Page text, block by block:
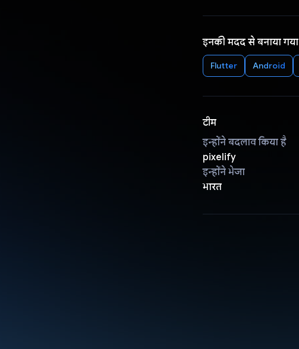
इनकी मदद से बनाया गया
Flutter Android
टीम
इन्होंने बदलाव किया है
pixelify
इन्होंने भेजा
भारत